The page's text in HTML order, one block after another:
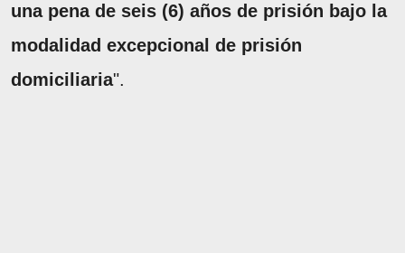
una pena de seis (6) años de prisión bajo la
modalidad excepcional de prisión
domiciliaria".